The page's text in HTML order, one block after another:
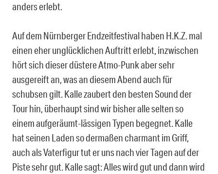
anders erlebt.
Auf dem Nürnberger Endzeitfestival haben H.K.Z. mal
einen eher unglücklichen Auftritt erlebt, inzwischen
hört sich dieser düstere Atmo-Punk aber sehr
ausgereift an, was an diesem Abend auch für
schubsen gilt. Kalle zaubert den besten Sound der
Tour hin, überhaupt sind wir bisher alle selten so
einem aufgeräumt-lässigen Typen begegnet. Kalle
hat seinen Laden so dermaßen charmant im Griff,
auch als Vaterfigur tut er uns nach vier Tagen auf der
Piste sehr gut. Kalle sagt: Alles wird gut und dann wird